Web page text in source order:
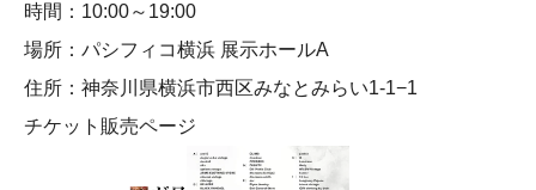
時間：10:00～19:00
場所：パシフィコ横浜 展示ホールA
住所：神奈川県横浜市西区みなとみらい1-1−1
チケット販売ページ